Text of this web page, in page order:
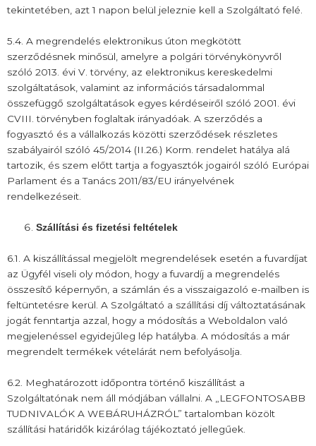
tekintetében, azt 1 napon belül jeleznie kell a Szolgáltató felé.
5.4. A megrendelés elektronikus úton megkötött
szerződésnek minősül, amelyre a polgári törvénykönyvről
szóló 2013. évi V. törvény, az elektronikus kereskedelmi
szolgáltatások, valamint az információs társadalommal
összefüggő szolgáltatások egyes kérdéseiről szóló 2001. évi
CVIII. törvényben foglaltak irányadóak. A szerződés a
fogyasztó és a vállalkozás közötti szerződések részletes
szabályairól szóló 45/2014 (II.26.) Korm. rendelet hatálya alá
tartozik, és szem előtt tartja a fogyasztók jogairól szóló Európai
Parlament és a Tanács 2011/83/EU irányelvének
rendelkezéseit.
Szállítási és fizetési feltételek
6.1. A kiszállítással megjelölt megrendelések esetén a fuvardíjat
az Ügyfél viseli oly módon, hogy a fuvardíj a megrendelés
összesítő képernyőn, a számlán és a visszaigazoló e-mailben is
feltüntetésre kerül. A Szolgáltató a szállítási díj változtatásának
jogát fenntartja azzal, hogy a módosítás a Weboldalon való
megjelenéssel egyidejűleg lép hatályba. A módosítás a már
megrendelt termékek vételárát nem befolyásolja.
6.2. Meghatározott időpontra történő kiszállítást a
Szolgáltatónak nem áll módjában vállalni. A „LEGFONTOSABB
TUDNIVALÓK A WEBÁRUHÁZRÓL” tartalomban közölt
szállítási határidők kizárólag tájékoztató jellegűek.